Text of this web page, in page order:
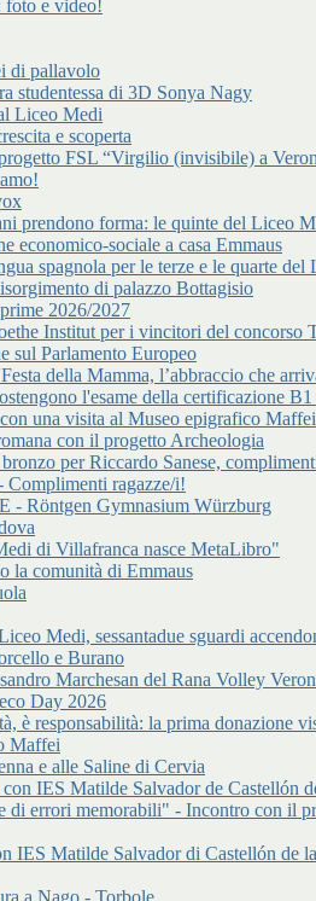
foto e video!
di pallavolo
studentessa di 3D Sonya Nagy
Liceo Medi
e scoperta
FSL “Virgilio (invisibile) a
prendono forma: le quinte del Liceo
economico-sociale a casa Emmaus
spagnola per le terze e le quarte
di palazzo Bottagisio
2026/2027
Institut per i vincitori del concorso
sul Parlamento Europeo
della Mamma, l’abbraccio che
l'esame della certificazione
una visita al Museo epigrafico
con il progetto Archeologia
per Riccardo Sanese,
Complimenti ragazze/i!
- Röntgen Gymnasium Würzburg
di Villafranca nasce MetaLibro"
la comunità di Emmaus
Medi, sessantadue sguardi
e Burano
Marchesan del Rana Volley
Day 2026
è responsabilità: la prima donazione
Maffei
e alle Saline di Cervia
IES Matilde Salvador de Castellón
di errori memorabili" - Incontro con il
IES Matilde Salvador di Castellón de